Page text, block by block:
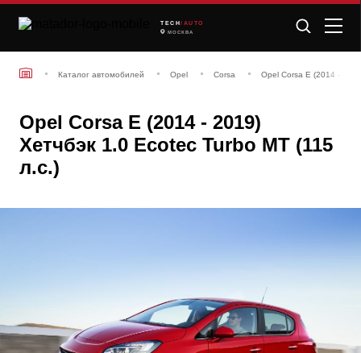
TECH /AUTO
МОСКВА
Каталог автомобилей Opel Corsa Opel Corsa E (2014 -
Opel Corsa E (2014 - 2019)
Хетчбэк 1.0 Ecotec Turbo MT (115
л.с.)